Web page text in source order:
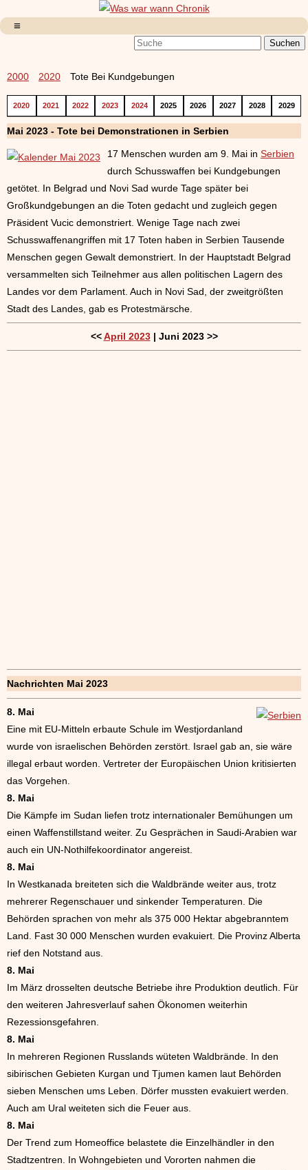
2000 2020 Tote Bei Kundgebungen
2020 2021 2022 2023 2024 2025 2026 2027 2028 2029
Mai 2023 - Tote bei Demonstrationen in Serbien
17 Menschen wurden am 9. Mai in Serbien
durch Schusswaffen bei Kundgebungen
getötet. In Belgrad und Novi Sad wurde Tage später bei
Großkundgebungen an die Toten gedacht und zugleich gegen
Präsident Vucic demonstriert. Wenige Tage nach zwei
Schusswaffenangriffen mit 17 Toten haben in Serbien Tausende
Menschen gegen Gewalt demonstriert. In der Hauptstadt Belgrad
versammelten sich Teilnehmer aus allen politischen Lagern des
Landes vor dem Parlament. Auch in Novi Sad, der zweitgrößten
Stadt des Landes, gab es Protestmärsche.
<<April 2023| Juni 2023 >>
Nachrichten Mai 2023
8. Mai
Eine mit EU-Mitteln erbaute Schule im Westjordanland
wurde von israelischen Behörden zerstört. Israel gab an, sie wäre
illegal erbaut worden. Vertreter der Europäischen Union kritisierten
das Vorgehen.
8. Mai
Die Kämpfe im Sudan liefen trotz internationaler Bemühungen um
einen Waffenstillstand weiter. Zu Gesprächen in Saudi-Arabien war
auch ein UN-Nothilfekoordinator angereist.
8. Mai
In Westkanada breiteten sich die Waldbrände weiter aus, trotz
mehrerer Regenschauer und sinkender Temperaturen. Die
Behörden sprachen von mehr als 375 000 Hektar abgebranntem
Land. Fast 30 000 Menschen wurden evakuiert. Die Provinz Alberta
rief den Notstand aus.
8. Mai
Im März drosselten deutsche Betriebe ihre Produktion deutlich. Für
den weiteren Jahresverlauf sahen Ökonomen weiterhin
Rezessionsgefahren.
8. Mai
In mehreren Regionen Russlands wüteten Waldbrände. In den
sibirischen Gebieten Kurgan und Tjumen kamen laut Behörden
sieben Menschen ums Leben. Dörfer mussten evakuiert werden.
Auch am Ural weiteten sich die Feuer aus.
8. Mai
Der Trend zum Homeoffice belastete die Einzelhändler in den
Stadtzentren. In Wohngebieten und Vororten nahmen die